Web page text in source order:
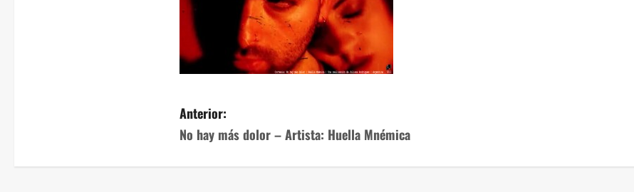
Anterior:
No hay más dolor – Artista: Huella Mnémica